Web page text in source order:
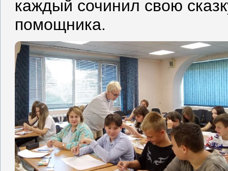
каждый сочинил свою
помощника.